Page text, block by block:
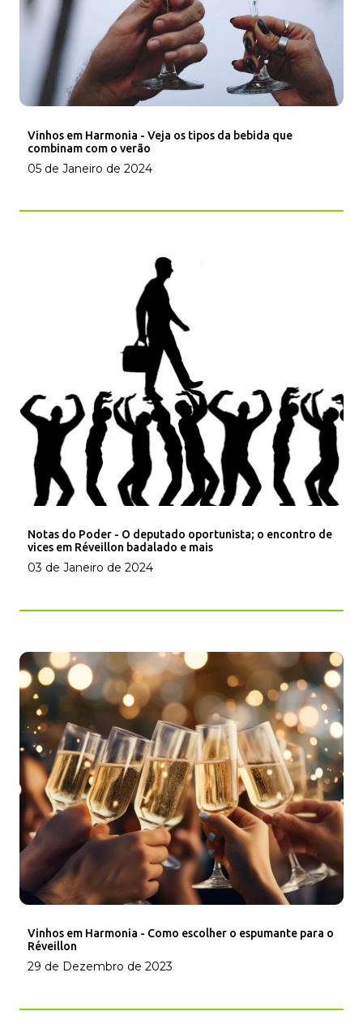
Vinhos em Harmonia - Veja os tipos da bebida que
combinam com o verão
05 de Janeiro de 2024
Notas do Poder - O deputado oportunista; o encontro de
vices em Réveillon badalado e mais
03 de Janeiro de 2024
Vinhos em Harmonia - Como escolher o espumante para o
Réveillon
29 de Dezembro de 2023